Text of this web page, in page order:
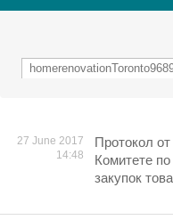
27 June 2017
14:48
Протокол
Комитете
закупок